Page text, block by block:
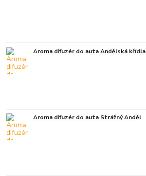
Aroma difuzér do auta Andělská křídla
Aroma difuzér do auta Strážný Anděl